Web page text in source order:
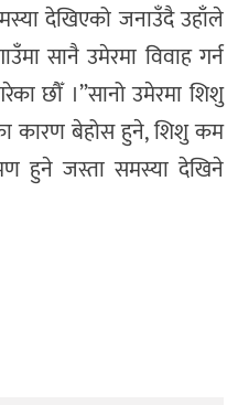
देखिएको जनाउँदै उहाँले
सानै उमेरमा विवाह गर्न
छौँ ।”सानो उमेरमा शिशु
कारण बेहोस हुने, शिशु कम
हुने जस्ता समस्या देखिने